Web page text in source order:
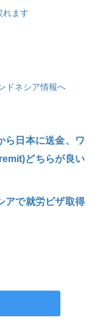
れます
ら日本に送金、ワ
どちらが良い
アで就労ビザ取得